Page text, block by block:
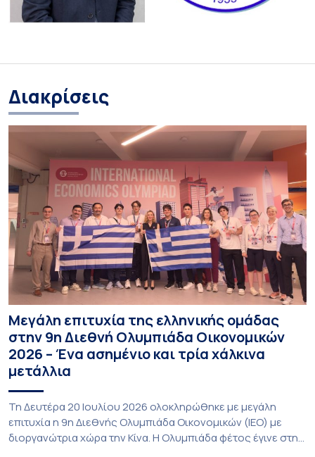
Διακρίσεις
Μεγάλη επιτυχία της ελληνικής ομάδας
στην 9η Διεθνή Ολυμπιάδα Οικονομικών
2026 – Ένα ασημένιο και τρία χάλκινα
μετάλλια
Τη Δευτέρα 20 Ιουλίου 2026 ολοκληρώθηκε με μεγάλη
επιτυχία η 9η Διεθνής Ολυμπιάδα Οικονομικών (ΙΕΟ) με
διοργανώτρια χώρα την Κίνα. Η Ολυμπιάδα φέτος έγινε στην